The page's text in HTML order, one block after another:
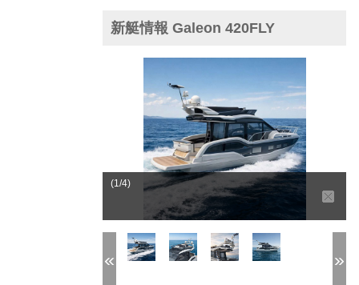
新艇情報 Galeon 420FLY
(1/4)